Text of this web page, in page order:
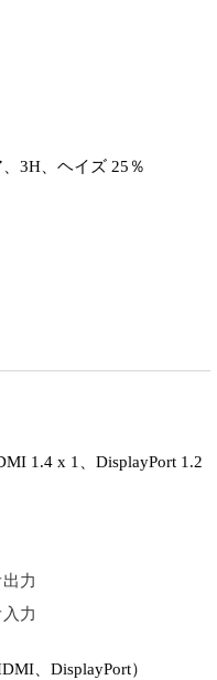
3H、ヘイズ 25％
1.4 x 1、DisplayPort 1.2
力
力
、DisplayPort）